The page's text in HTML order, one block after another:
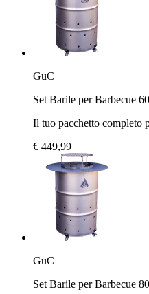
GuC
Set Barile per Barbecue
Il tuo pacchetto completo
€ 449,99
GuC
Set Barile per Barbecue